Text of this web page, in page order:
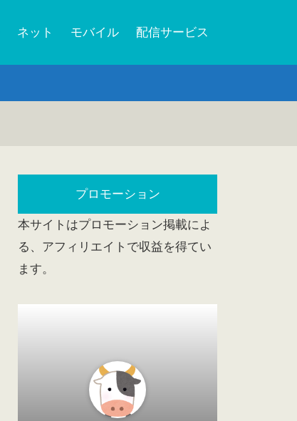
ネット モバイル 配信サービス
プロモーション
本サイトはプロモーション掲載によ
る、アフィリエイトで収益を得てい
ます。